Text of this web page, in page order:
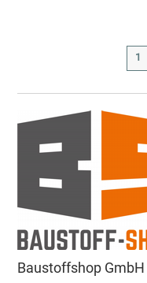
1
Baustoffshop GmbH